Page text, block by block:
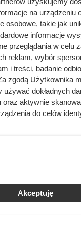
Ciastka
Pieguski, 135
g
2+1
Galaretka,
Delecta, 39-70
g
Serek
homogenizow
any Danio,
Danone 130 g
2+2
1+1
na urządzeniu
osobowe, takie jak
informacje
przeglądania w celu
reklam, wybór
i treści, badanie
zgodą Użytkownika
używać dokładnych
oraz aktywnie
do celów
przycisk
dolnym rogu strony
danych nie
prawo sprzeciwić
będą miały
Akceptuję